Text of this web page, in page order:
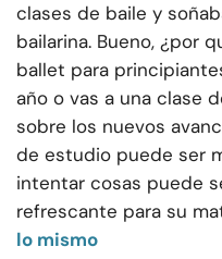
clases de baile y
bailarina. Bueno, ¿por
ballet para
año o vas a una clase
sobre los nuevos
de estudio puede ser
intentar cosas puede
refrescante para su
lo mismo